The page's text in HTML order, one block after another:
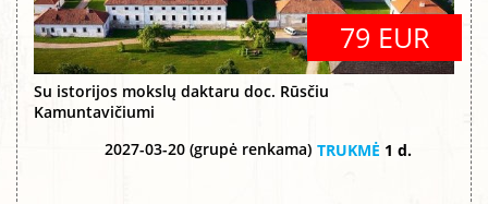
79 EUR
Su istorijos mokslų daktaru doc. Rūsčiu
Kamuntavičiumi
2027-03-20 (grupė renkama) TRUKMĖ 1 d.